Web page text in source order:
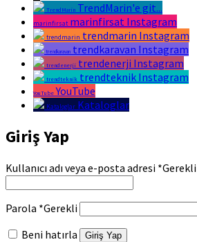
TrendMarin TrendMarin'e git...
marinfirsat marinfirsat Instagram
trendmarin trendmarin Instagram
trendkaravan trendkaravan Instagram
trendenerji trendenerji Instagram
trendteknik trendteknik Instagram
YouTube YouTube
Kataloglar Kataloglar
Giriş Yap
Kullanıcı adı veya e-posta adresi *Gerekli
Parola *Gerekli
Beni hatırla
Giriş Yap